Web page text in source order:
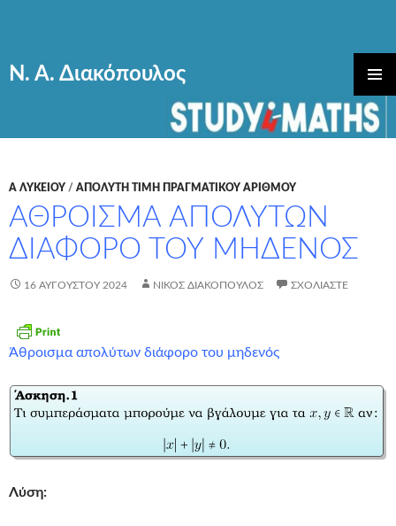
Ν. Α. Διακόπουλος
ΚΎΡΙΟ
ΜΕΝΟΎ
Α ΛΥΚΕΊΟΥ / ΑΠΟΛΥΤΗ ΤΙΜΗ ΠΡΑΓΜΑΤΙΚΟΥ ΑΡΙΘΜΟΥ
ΆΘΡΟΙΣΜΑ ΑΠΟΛΎΤΩΝ
ΔΙΆΦΟΡΟ ΤΟΥ ΜΗΔΕΝΌΣ
16 ΑΥΓΟΎΣΤΟΥ 2024 ΝΊΚΟΣ ΔΙΑΚΌΠΟΥΛΟΣ ΣΧΟΛΙΆΣΤΕ
Άθροισμα απολύτων διάφορο του μηδενός
Λύση: